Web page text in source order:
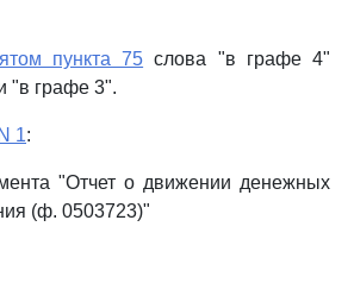
пункта 75 слова "в графе 4"
"в графе 3".
1:
"Отчет о движении денежных
(ф. 0503723)"